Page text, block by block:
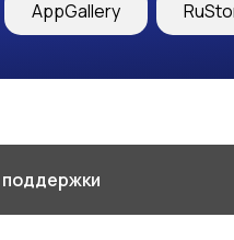
AppGallery